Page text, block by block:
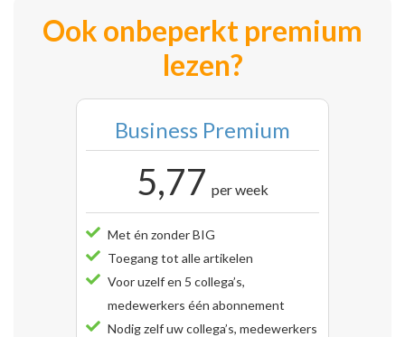
Ook onbeperkt premium
lezen?
Business Premium
5,77 per week
Met én zonder BIG
Toegang tot alle artikelen
Voor uzelf en 5 collega’s,
medewerkers één abonnement
Nodig zelf uw collega’s, medewerkers